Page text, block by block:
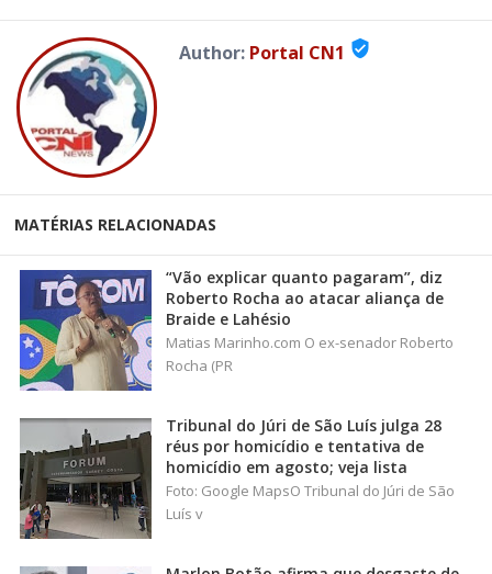
Author: Portal CN1 verified_user
MATÉRIAS RELACIONADAS
“Vão explicar quanto pagaram”, diz
Roberto Rocha ao atacar aliança de
Braide e Lahésio
Matias Marinho.com O ex-senador Roberto
Rocha (PR
Tribunal do Júri de São Luís julga 28
réus por homicídio e tentativa de
homicídio em agosto; veja lista
Foto: Google MapsO Tribunal do Júri de São
Luís v